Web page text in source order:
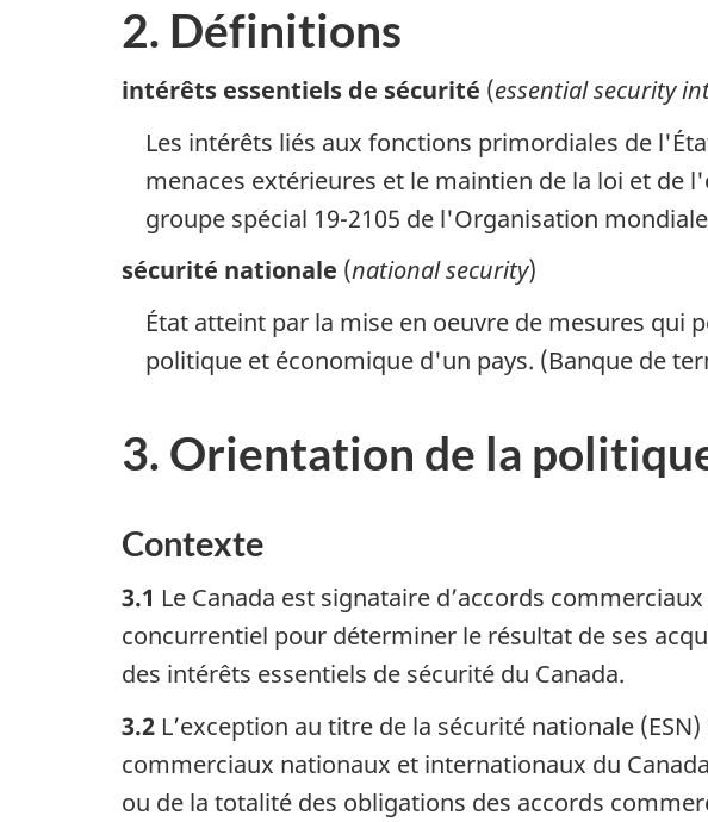
2. Définitions
intérêts essentiels de sécurité (essential security
Les intérêts liés aux fonctions primordiales de
menaces extérieures et le maintien de la loi et de
groupe spécial 19-2105 de l'Organisation
sécurité nationale (national security)
État atteint par la mise en oeuvre de mesures qui
politique et économique d'un pays. (Banque de
3. Orientation de la
Contexte
3.1 Le Canada est signataire d’accords
concurrentiel pour déterminer le résultat de ses
des intérêts essentiels de sécurité du Canada.
3.2 L’exception au titre de la sécurité nationale
commerciaux nationaux et internationaux du
ou de la totalité des obligations des accords